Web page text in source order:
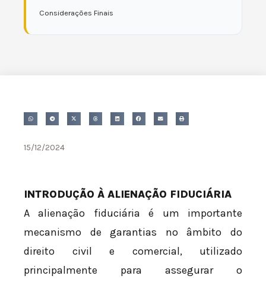
Considerações Finais
15/12/2024
INTRODUÇÃO À ALIENAÇÃO FIDUCIÁRIA
A alienação fiduciária é um importante
mecanismo de garantias no âmbito do
direito civil e comercial, utilizado
principalmente para assegurar o